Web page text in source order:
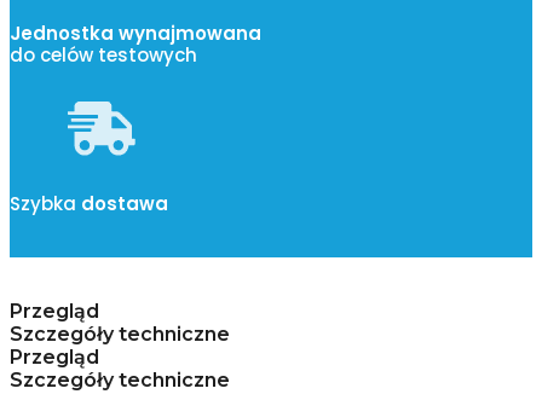
Jednostka wynajmowana
do celów testowych
Szybka dostawa
Przegląd
Szczegóły techniczne
Przegląd
Szczegóły techniczne